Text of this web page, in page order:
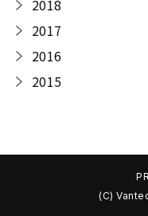
2018
2017
2016
2015
(C)